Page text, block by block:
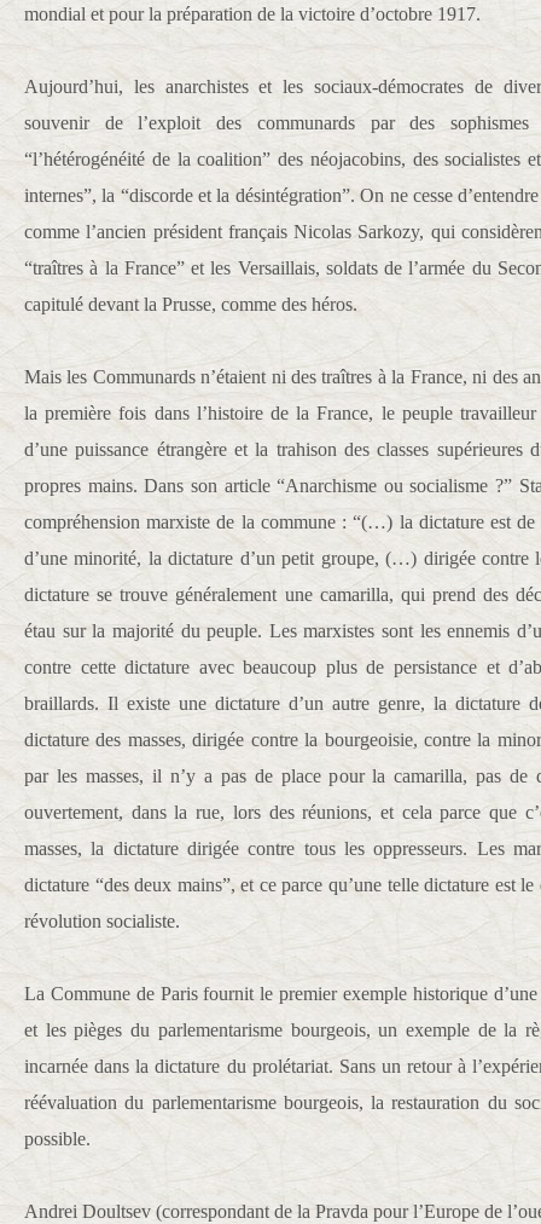
mondial et pour la préparation de la victoire d’octobre 1917.
Aujourd’hui, les anarchistes et les sociaux-démocrates de
souvenir de l’exploit des communards par des
“l’hétérogénéité de la coalition” des néojacobins, des socialistes
internes”, la “discorde et la désintégration”. On ne cesse
comme l’ancien président français Nicolas Sarkozy, qui
“traîtres à la France” et les Versaillais, soldats de l’armée du
capitulé devant la Prusse, comme des héros.
Mais les Communards n’étaient ni des traîtres à la France, ni des
la première fois dans l’histoire de la France, le peuple
d’une puissance étrangère et la trahison des classes
propres mains. Dans son article “Anarchisme ou socialisme ?”
compréhension marxiste de la commune : “(…) la dictature est
d’une minorité, la dictature d’un petit groupe, (…) dirigée contre
dictature se trouve généralement une camarilla, qui prend des
étau sur la majorité du peuple. Les marxistes sont les ennemis
contre cette dictature avec beaucoup plus de persistance et
braillards. Il existe une dictature d’un autre genre, la dictature
dictature des masses, dirigée contre la bourgeoisie, contre la
par les masses, il n’y a pas de place pour la camarilla, pas de
ouvertement, dans la rue, lors des réunions, et cela parce que
masses, la dictature dirigée contre tous les oppresseurs. Les
dictature “des deux mains”, et ce parce qu’une telle dictature est
révolution socialiste.
La Commune de Paris fournit le premier exemple historique
et les pièges du parlementarisme bourgeois, un exemple de la
incarnée dans la dictature du prolétariat. Sans un retour à
réévaluation du parlementarisme bourgeois, la restauration du
possible.
Andrei Doultsev (correspondant de la Pravda pour l’Europe de